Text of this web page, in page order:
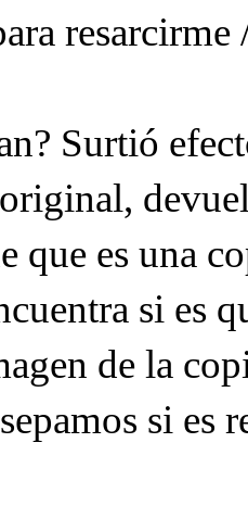
Surtió
que es una
si es
de la
si es